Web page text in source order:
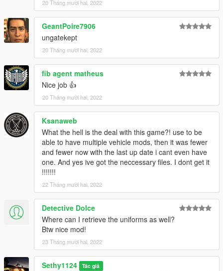
20 Tháng mười hai, 2022
GeantPoire7906
ungatekept
20 Tháng mười hai, 2022
fib agent matheus
Nice job 👍
20 Tháng mười hai, 2022
Ksanaweb
What the hell is the deal with this game?! use to be
able to have multiple vehicle mods, then it was fewer
and fewer now with the last up date i cant even have
one. And yes ive got the neccessary files. I dont get it
!!!!!!!
22 Tháng mười hai, 2022
Detective Dolce
Where can I retrieve the uniforms as well?
Btw nice mod!
23 Tháng mười hai, 2022
Sethy1124 Tác giả